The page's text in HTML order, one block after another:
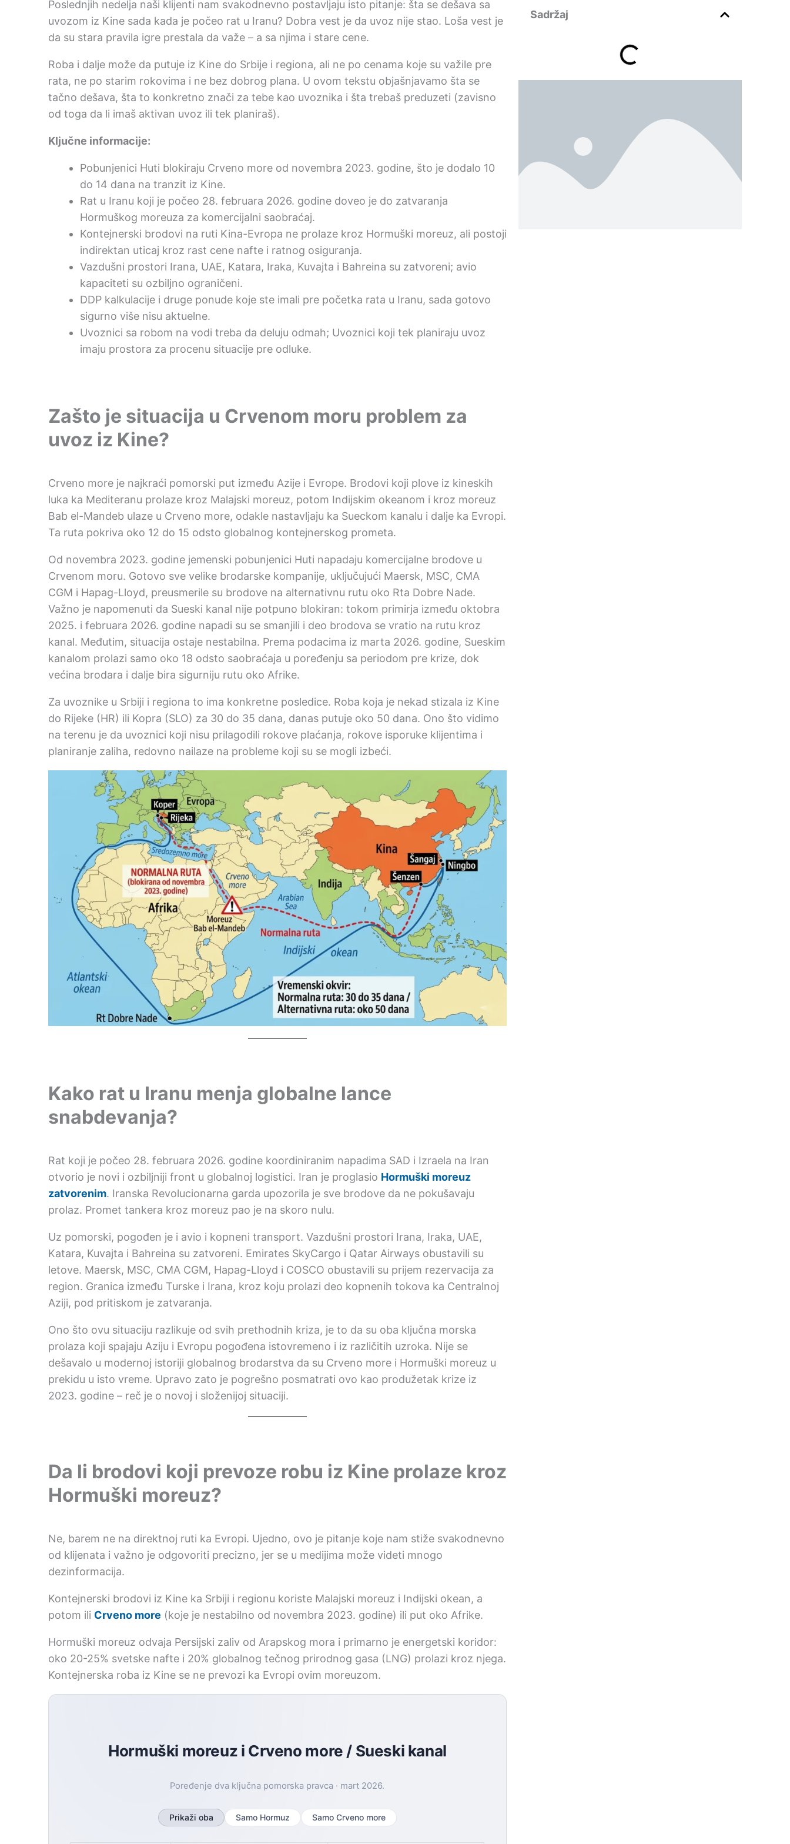
Poslednjih nedelja naši klijenti nam svakodnevno postavljaju isto pitanje: šta se dešava sa
uvozom iz Kine sada kada je počeo rat u Iranu? Dobra vest je da uvoz nije stao. Loša vest je
da su stara pravila igre prestala da važe – a sa njima i stare cene.
Roba i dalje može da putuje iz Kine do Srbije i regiona, ali ne po cenama koje su važile pre
rata, ne po starim rokovima i ne bez dobrog plana. U ovom tekstu objašnjavamo šta se
tačno dešava, šta to konkretno znači za tebe kao uvoznika i šta trebaš preduzeti (zavisno
od toga da li imaš aktivan uvoz ili tek planiraš).
Ključne informacije:
Pobunjenici Huti blokiraju Crveno more od novembra 2023. godine, što je dodalo 10
do 14 dana na tranzit iz Kine.
Rat u Iranu koji je počeo 28. februara 2026. godine doveo je do zatvaranja
Hormuškog moreuza za komercijalni saobraćaj.
Kontejnerski brodovi na ruti Kina-Evropa ne prolaze kroz Hormuški moreuz, ali postoji
indirektan uticaj kroz rast cene nafte i ratnog osiguranja.
Vazdušni prostori Irana, UAE, Katara, Iraka, Kuvajta i Bahreina su zatvoreni; avio
kapaciteti su ozbiljno ograničeni.
DDP kalkulacije i druge ponude koje ste imali pre početka rata u Iranu, sada gotovo
sigurno više nisu aktuelne.
Uvoznici sa robom na vodi treba da deluju odmah; Uvoznici koji tek planiraju uvoz
imaju prostora za procenu situacije pre odluke.
Zašto je situacija u Crvenom moru problem za
uvoz iz Kine?
Crveno more je najkraći pomorski put između Azije i Evrope. Brodovi koji plove iz kineskih
luka ka Mediteranu prolaze kroz Malajski moreuz, potom Indijskim okeanom i kroz moreuz
Bab el-Mandeb ulaze u Crveno more, odakle nastavljaju ka Sueckom kanalu i dalje ka Evropi.
Ta ruta pokriva oko 12 do 15 odsto globalnog kontejnerskog prometa.
Od novembra 2023. godine jemenski pobunjenici Huti napadaju komercijalne brodove u
Crvenom moru. Gotovo sve velike brodarske kompanije, uključujući Maersk, MSC, CMA
CGM i Hapag-Lloyd, preusmerile su brodove na alternativnu rutu oko Rta Dobre Nade.
Važno je napomenuti da Sueski kanal nije potpuno blokiran: tokom primirja između oktobra
2025. i februara 2026. godine napadi su se smanjili i deo brodova se vratio na rutu kroz
kanal. Međutim, situacija ostaje nestabilna. Prema podacima iz marta 2026. godine, Sueskim
kanalom prolazi samo oko 18 odsto saobraćaja u poređenju sa periodom pre krize, dok
većina brodara i dalje bira sigurniju rutu oko Afrike.
Za uvoznike u Srbiji i regiona to ima konkretne posledice. Roba koja je nekad stizala iz Kine
do Rijeke (HR) ili Kopra (SLO) za 30 do 35 dana, danas putuje oko 50 dana. Ono što vidimo
na terenu je da uvoznici koji nisu prilagodili rokove plaćanja, rokove isporuke klijentima i
planiranje zaliha, redovno nailaze na probleme koji su se mogli izbeći.
Kako rat u Iranu menja globalne lance
snabdevanja?
Rat koji je počeo 28. februara 2026. godine koordiniranim napadima SAD i Izraela na Iran
otvorio je novi i ozbiljniji front u globalnoj logistici. Iran je proglasio Hormuški moreuz
zatvorenim. Iranska Revolucionarna garda upozorila je sve brodove da ne pokušavaju
prolaz. Promet tankera kroz moreuz pao je na skoro nulu.
Uz pomorski, pogođen je i avio i kopneni transport. Vazdušni prostori Irana, Iraka, UAE,
Katara, Kuvajta i Bahreina su zatvoreni. Emirates SkyCargo i Qatar Airways obustavili su
letove. Maersk, MSC, CMA CGM, Hapag-Lloyd i COSCO obustavili su prijem rezervacija za
region. Granica između Turske i Irana, kroz koju prolazi deo kopnenih tokova ka Centralnoj
Aziji, pod pritiskom je zatvaranja.
Ono što ovu situaciju razlikuje od svih prethodnih kriza, je to da su oba ključna morska
prolaza koji spajaju Aziju i Evropu pogođena istovremeno i iz različitih uzroka. Nije se
dešavalo u modernoj istoriji globalnog brodarstva da su Crveno more i Hormuški moreuz u
prekidu u isto vreme. Upravo zato je pogrešno posmatrati ovo kao produžetak krize iz
2023. godine – reč je o novoj i složenijoj situaciji.
Da li brodovi koji prevoze robu iz Kine prolaze kroz
Hormuški moreuz?
Ne, barem ne na direktnoj ruti ka Evropi. Ujedno, ovo je pitanje koje nam stiže svakodnevno
od klijenata i važno je odgovoriti precizno, jer se u medijima može videti mnogo
dezinformacija.
Kontejnerski brodovi iz Kine ka Srbiji i regionu koriste Malajski moreuz i Indijski okean, a
potom ili Crveno more (koje je nestabilno od novembra 2023. godine) ili put oko Afrike.
Hormuški moreuz odvaja Persijski zaliv od Arapskog mora i primarno je energetski koridor:
oko 20-25% svetske nafte i 20% globalnog tečnog prirodnog gasa (LNG) prolazi kroz njega.
Kontejnerska roba iz Kine se ne prevozi ka Evropi ovim moreuzom.
Hormuški moreuz i Crveno more / Sueski kanal
Poređenje dva ključna pomorska pravca · mart 2026.
Prikaži oba Samo Hormuz Samo Crveno more
Sadržaj